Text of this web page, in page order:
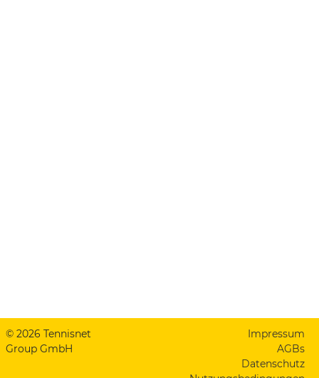
© 2026 Tennisnet
Group GmbH
Impressum
AGBs
Datenschutz